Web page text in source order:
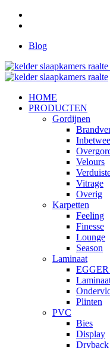
Blog
HOME
PRODUCTEN
Gordijnen
Velours
Vitrage
Overig
Karpetten
Feeling
Finesse
Lounge
Season
Laminaat
EGGER
Plinten
PVC
Bies
Display
Dryback